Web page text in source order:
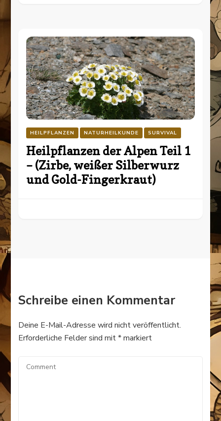
HEILPFLANZEN NATURHEILKUNDE SURVIVAL
Heilpflanzen der Alpen Teil 1
– (Zirbe, weißer Silberwurz
und Gold-Fingerkraut)
Schreibe einen Kommentar
Deine E-Mail-Adresse wird nicht veröffentlicht.
Erforderliche Felder sind mit*markiert